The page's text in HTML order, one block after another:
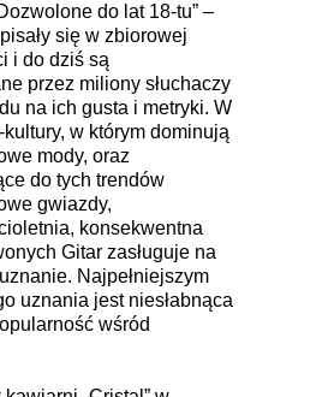
do lat 18-tu” –
się w zbiorowej
i do dziś są
przez miliony słuchaczy
na ich gusta i metryki. W
w którym dominują
mody, oraz
do tych trendów
gwiazdy,
konsekwentna
Gitar zasługuje na
Najpełniejszym
uznania jest niesłabnąca
wśród